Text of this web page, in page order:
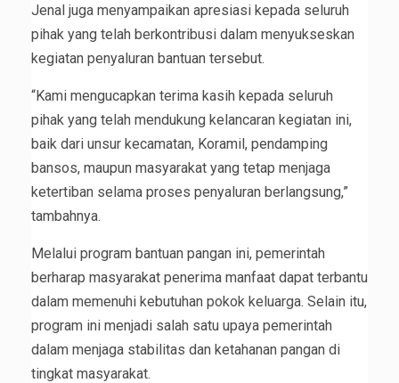
Jenal juga menyampaikan apresiasi kepada seluruh
pihak yang telah berkontribusi dalam menyukseskan
kegiatan penyaluran bantuan tersebut.
“Kami mengucapkan terima kasih kepada seluruh
pihak yang telah mendukung kelancaran kegiatan ini,
baik dari unsur kecamatan, Koramil, pendamping
bansos, maupun masyarakat yang tetap menjaga
ketertiban selama proses penyaluran berlangsung,”
tambahnya.
Melalui program bantuan pangan ini, pemerintah
berharap masyarakat penerima manfaat dapat terbantu
dalam memenuhi kebutuhan pokok keluarga. Selain itu,
program ini menjadi salah satu upaya pemerintah
dalam menjaga stabilitas dan ketahanan pangan di
tingkat masyarakat.